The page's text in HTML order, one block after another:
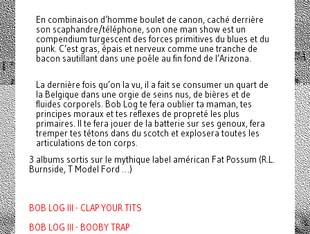
En combinaison d’homme boulet de canon, caché derrière
son scaphandre/téléphone, son one man show est un
compendium turgescent des forces primitives du blues et du
punk. C’est gras, épais et nerveux comme une tranche de
bacon sautillant dans une poêle au fin fond de l’Arizona.
La dernière fois qu’on la vu, il a fait se consumer un quart de
la Belgique dans une orgie de seins nus, de bières et de
fluides corporels. Bob Log te fera oublier ta maman, tes
principes moraux et tes reflexes de propreté les plus
primaires. Il te fera jouer de la batterie sur ses genoux, fera
tremper tes tétons dans du scotch et explosera toutes les
articulations de ton corps.
3 albums sortis sur le mythique label américan Fat Possum (R.L.
Burnside, T Model Ford …)
BOB LOG III - CLAP YOUR TITS
BOB LOG III - BOOBY TRAP